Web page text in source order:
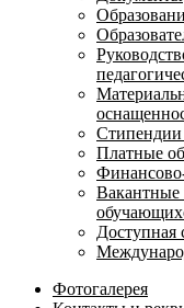
Платные
Финансово-
Вакантные
Доступная
Фотогалерея